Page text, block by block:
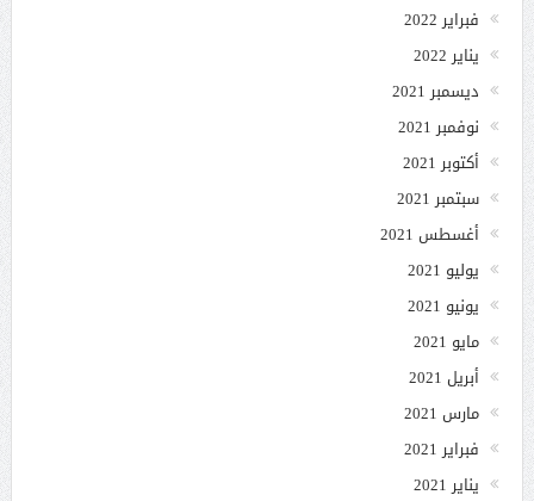
فبراير 2022
يناير 2022
ديسمبر 2021
نوفمبر 2021
أكتوبر 2021
سبتمبر 2021
أغسطس 2021
يوليو 2021
يونيو 2021
مايو 2021
أبريل 2021
مارس 2021
فبراير 2021
يناير 2021